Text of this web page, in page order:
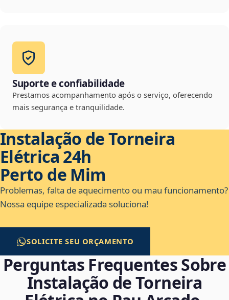
Suporte e confiabilidade
Prestamos acompanhamento após o serviço, oferecendo
mais segurança e tranquilidade.
Instalação de Torneira
Elétrica 24h
Perto de Mim
Problemas, falta de aquecimento ou mau funcionamento?
Nossa equipe especializada soluciona!
SOLICITE SEU ORÇAMENTO
Perguntas Frequentes Sobre
Instalação de Torneira